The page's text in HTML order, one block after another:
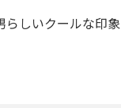
らしいクールな印